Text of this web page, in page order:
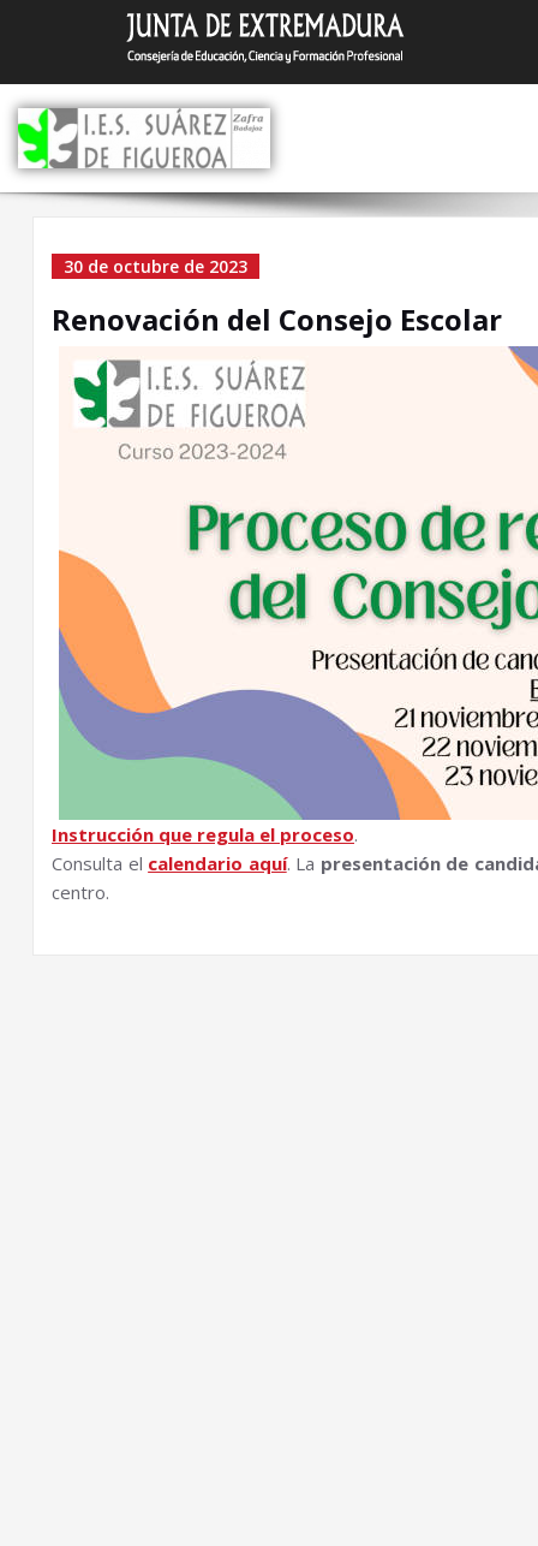
Saltar
contenido
Renovación del Consejo
Escolar
30 de octubre de 2023
Renovación del Consejo Escolar
Instrucción que regula el proceso.
Consulta el calendario aquí. La presentación de
centro.